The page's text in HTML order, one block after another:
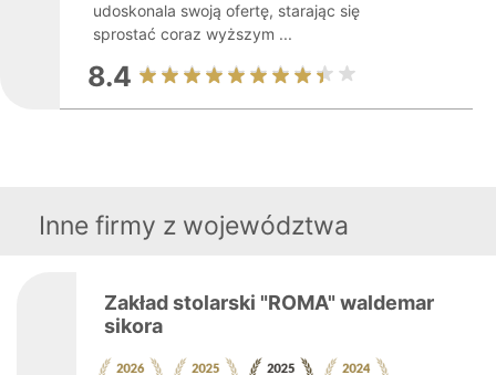
udoskonala swoją ofertę, starając się
sprostać coraz wyższym ...
8.4
Inne firmy z województwa
Zakład stolarski "ROMA" waldemar
sikora